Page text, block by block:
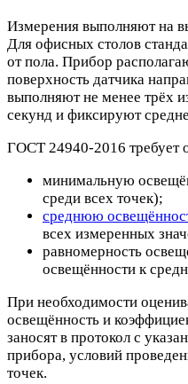
Измерения выполняют на
Для офисных столов
от пола. Прибор
поверхность датчика
выполняют не менее трёх
секунд и фиксируют
ГОСТ 24940-2016 требует
минимальную
среди всех точек);
среднюю
всех измеренных
равномерность
освещённости к
При необходимости
освещённость и
заносят в протокол с
прибора, условий
точек.